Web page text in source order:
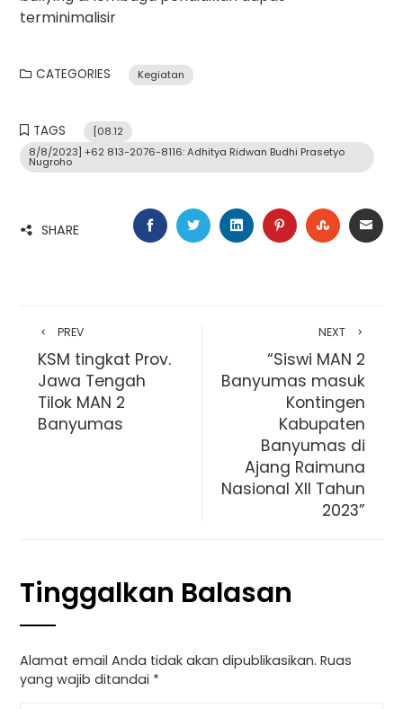
terminimalisir
CATEGORIES Kegiatan
TAGS
[08.12
8/8/2023] +62 813-2076-8116: Adhitya Ridwan Budhi Prasetyo
Nugroho
SHARE FACEBOOK
TWITTERLINKEDINPINTEREST
PREV
KSM tingkat Prov.
Jawa Tengah
Tilok MAN 2
Banyumas
NEXT
“Siswi MAN 2
Banyumas masuk
Kontingen
Kabupaten
Banyumas di
Ajang Raimuna
Nasional XII Tahun
2023”
Tinggalkan Balasan
Alamat email Anda tidak akan dipublikasikan. Ruas
yang wajib ditandai *